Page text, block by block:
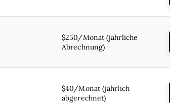
$250/Monat (jährliche
Abrechnung)
$40/Monat (jährlich
abgerechnet)